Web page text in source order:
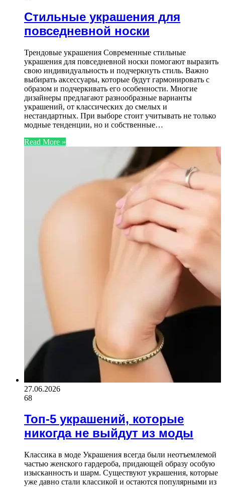
Стильные украшения для
повседневной носки
Трендовые украшения Современные стильные
украшения для повседневной носки помогают выразить
свою индивидуальность и подчеркнуть стиль. Важно
выбирать аксессуары, которые будут гармонировать с
образом и подчеркивать его особенности. Многие
дизайнеры предлагают разнообразные варианты
украшений, от классических до смелых и
нестандартных. При выборе стоит учитывать не только
модные тенденции, но и собственные…
Read More »
27.06.2026
68
Топ-5 украшений, которые
никогда не выйдут из моды
Классика в моде Украшения всегда были неотъемлемой
частью женского гардероба, придающей образу особую
изысканность и шарм. Существуют украшения, которые
уже давно стали классикой и остаются популярными из